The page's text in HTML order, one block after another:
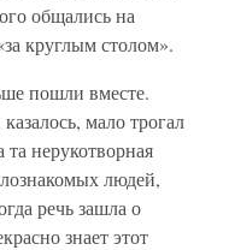
общались на
круглым столом».
пошли вместе.
мало трогал
нерукотворная
людей,
речь зашла о
знает этот